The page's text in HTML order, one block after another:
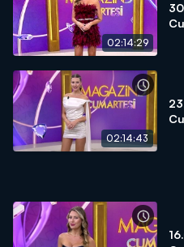
02:14:29
02:14:43